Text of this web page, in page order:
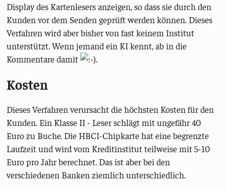
Display des Kartenlesers anzeigen, so dass sie durch den
Kunden vor dem Senden geprüft werden können. Dieses
Verfahren wird aber bisher von fast keinem Institut
unterstützt. Wenn jemand ein KI kennt, ab in die
Kommentare damit
.
Kosten
Dieses Verfahren verursacht die höchsten Kosten für den
Kunden. Ein Klasse II - Leser schlägt mit ungefähr 40
Euro zu Buche. Die HBCI-Chipkarte hat eine begrenzte
Laufzeit und wird vom Kreditinstitut teilweise mit 5-10
Euro pro Jahr berechnet. Das ist aber bei den
verschiedenen Banken ziemlich unterschiedlich.